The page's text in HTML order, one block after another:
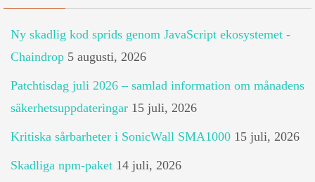
Ny skadlig kod sprids genom JavaScript ekosystemet -
Chaindrop 5 augusti, 2026
Patchtisdag juli 2026 – samlad information om månadens
säkerhetsuppdateringar 15 juli, 2026
Kritiska sårbarheter i SonicWall SMA1000 15 juli, 2026
Skadliga npm-paket 14 juli, 2026